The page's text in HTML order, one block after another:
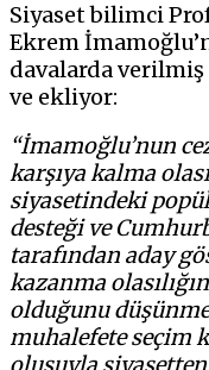
Siyaset bilimci
Ekrem
davalarda
ve ekliyor:
“İmamoğlu’nun
karşıya kalma
siyasetindeki
desteği ve
tarafından aday
kazanma
olduğunu
muhalefete seçim